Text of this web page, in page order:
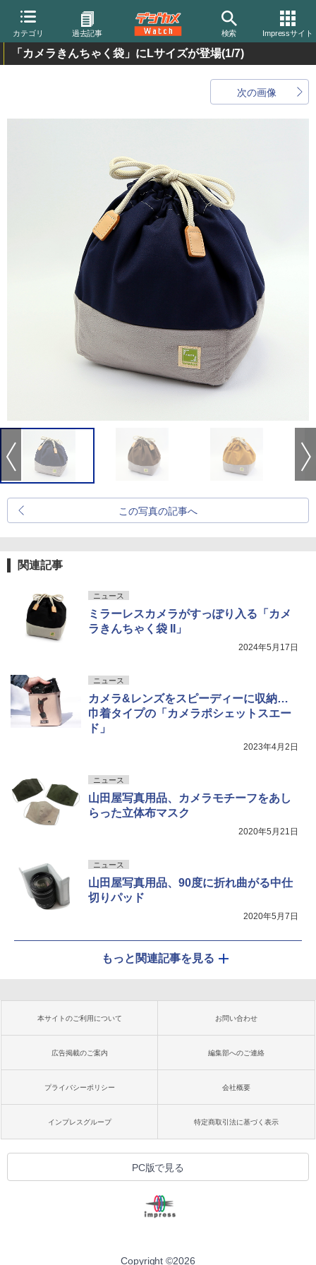
カテゴリ 過去記事 検索 Impressサイト
「カメラきんちゃく袋」にLサイズが登場(1/7)
次の画像
この写真の記事へ
関連記事
ニュース
ミラーレスカメラがすっぽり入る「カメ
ラきんちゃく袋 II」
2024年5月17日
ニュース
カメラ&レンズをスピーディーに収納…
巾着タイプの「カメラポシェットスエー
ド」
2023年4月2日
ニュース
山田屋写真用品、カメラモチーフをあし
らった立体布マスク
2020年5月21日
ニュース
山田屋写真用品、90度に折れ曲がる中仕
切りパッド
2020年5月7日
もっと関連記事を見る
本サイトのご利用について お問い合わせ
広告掲載のご案内 編集部へのご連絡
プライバシーポリシー 会社概要
インプレスグループ 特定商取引法に基づく表示
PC版で見る
Copyright ©2026